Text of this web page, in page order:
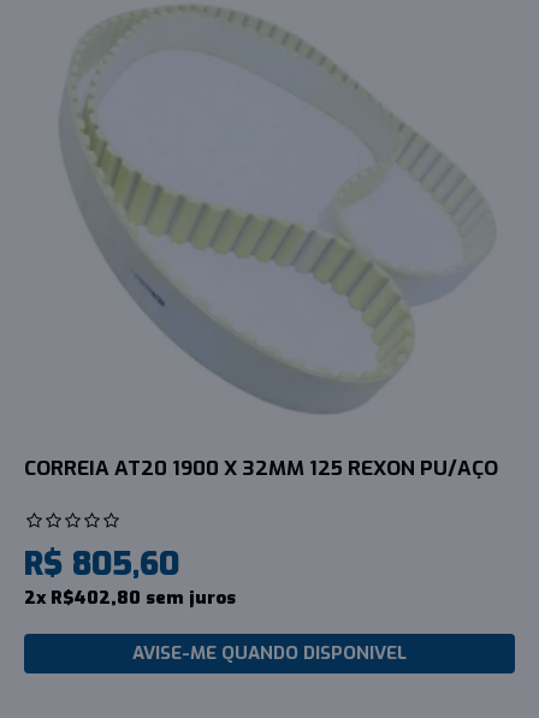
CORREIA AT20 1900 X 32MM 125 REXON PU/AÇO
R$ 805,60
2x R$402,80 sem juros
AVISE-ME QUANDO DISPONIVEL